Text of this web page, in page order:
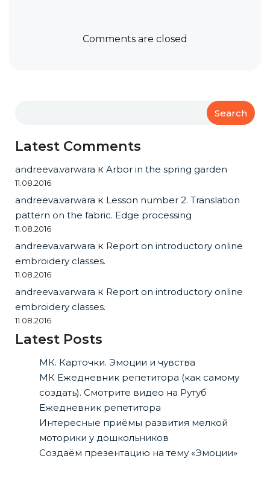
Comments are closed
Search
Latest Comments
andreeva.varwara к Arbor in the spring garden
11.08.2016
andreeva.varwara к Lesson number 2. Translation
pattern on the fabric. Edge processing
11.08.2016
andreeva.varwara к Report on introductory online
embroidery classes.
11.08.2016
andreeva.varwara к Report on introductory online
embroidery classes.
11.08.2016
Latest Posts
МК. Карточки. Эмоции и чувства
МК Ежедневник репетитора (как самому
создать). Смотрите видео на Рутуб
Ежедневник репетитора
Интересные приёмы развития мелкой
моторики у дошкольников
Создаём презентацию на тему «Эмоции»